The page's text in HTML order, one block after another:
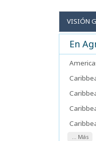
VISIÓN
En
... Más